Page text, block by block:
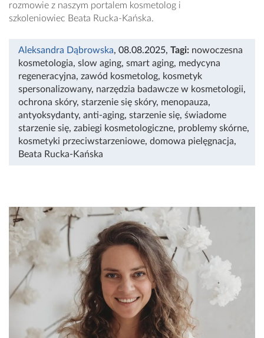
rozmowie z naszym portalem kosmetolog i
szkoleniowiec Beata Rucka-Kańska.
Aleksandra Dąbrowska, 08.08.2025, Tagi: nowoczesna
kosmetologia, slow aging, smart aging, medycyna
regeneracyjna, zawód kosmetolog, kosmetyk
spersonalizowany, narzędzia badawcze w kosmetologii,
ochrona skóry, starzenie się skóry, menopauza,
antyoksydanty, anti-aging, starzenie się, świadome
starzenie się, zabiegi kosmetologiczne, problemy skórne,
kosmetyki przeciwstarzeniowe, domowa pielęgnacja,
Beata Rucka-Kańska